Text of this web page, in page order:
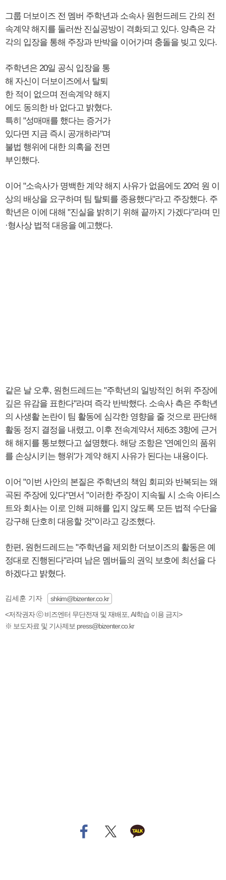
그룹 더보이즈 전 멤버 주학년과 소속사 원헌드레드 간의 전
속계약 해지를 둘러싼 진실공방이 격화되고 있다. 양측은 각
각의 입장을 통해 주장과 반박을 이어가며 충돌을 빚고 있다.
주학년은 20일 공식 입장을 통
해 자신이 더보이즈에서 탈퇴
한 적이 없으며 전속계약 해지
에도 동의한 바 없다고 밝혔다.
특히 "성매매를 했다는 증거가
있다면 지금 즉시 공개하라"며
불법 행위에 대한 의혹을 전면
부인했다.
이어 "소속사가 명백한 계약 해지 사유가 없음에도 20억 원 이
상의 배상을 요구하며 팀 탈퇴를 종용했다"라고 주장했다. 주
학년은 이에 대해 "진실을 밝히기 위해 끝까지 가겠다"라며 민
·형사상 법적 대응을 예고했다.
같은 날 오후, 원헌드레드는 "주학년의 일방적인 허위 주장에
깊은 유감을 표한다"라며 즉각 반박했다. 소속사 측은 주학년
의 사생활 논란이 팀 활동에 심각한 영향을 줄 것으로 판단해
활동 정지 결정을 내렸고, 이후 전속계약서 제6조 3항에 근거
해 해지를 통보했다고 설명했다. 해당 조항은 '연예인의 품위
를 손상시키는 행위'가 계약 해지 사유가 된다는 내용이다.
이어 "이번 사안의 본질은 주학년의 책임 회피와 반복되는 왜
곡된 주장에 있다"면서 "이러한 주장이 지속될 시 소속 아티스
트와 회사는 이로 인해 피해를 입지 않도록 모든 법적 수단을
강구해 단호히 대응할 것"이라고 강조했다.
한편, 원헌드레드는 "주학년을 제외한 더보이즈의 활동은 예
정대로 진행된다"라며 남은 멤버들의 권익 보호에 최선을 다
하겠다고 밝혔다.
김세훈 기자
shkim@bizenter.co.kr
<저작권자 ⓒ 비즈엔터 무단전재 및 재배포, AI학습 이용 금지>
※ 보도자료 및 기사제보 press@bizenter.co.kr